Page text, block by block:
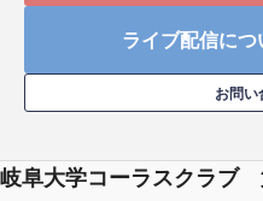
ライブ配信に
お問い
岐阜大学コーラスクラブ